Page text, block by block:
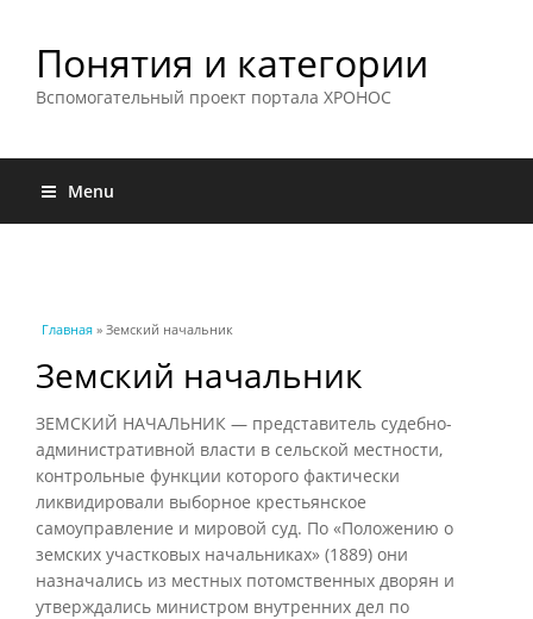
Понятия и категории
Вспомогательный проект портала ХРОНОС
Menu
Вы здесь
Главная » Земский начальник
Земский начальник
ЗЕМСКИЙ НАЧАЛЬНИК — представитель судебно-
административной власти в сельской местности,
контрольные функции которого фактически
ликвидировали выборное крестьянское
самоуправление и мировой суд. По «Положению о
земских участковых начальниках» (1889) они
назначались из местных потомственных дворян и
утверждались министром внутренних дел по